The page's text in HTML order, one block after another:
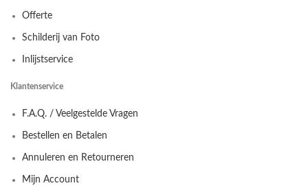
Offerte
Schilderij van Foto
Inlijstservice
Klantenservice
F.A.Q. / Veelgestelde Vragen
Bestellen en Betalen
Annuleren en Retourneren
Mijn Account